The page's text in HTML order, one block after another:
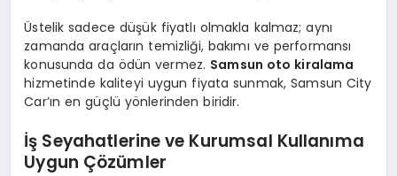
Üstelik sadece düşük fiyatlı olmakla kalmaz; aynı
zamanda araçların temizliği, bakımı ve performansı
konusunda da ödün vermez. Samsun oto kiralama
hizmetinde kaliteyi uygun fiyata sunmak, Samsun City
Car’ın en güçlü yönlerinden biridir.
İş Seyahatlerine ve Kurumsal Kullanıma
Uygun Çözümler